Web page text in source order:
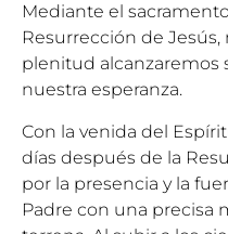
Mediante el
Resurrección de
plenitud alcanzaremos
nuestra esperanza.
Con la venida del
días después de la
por la presencia y la
Padre con una precisa